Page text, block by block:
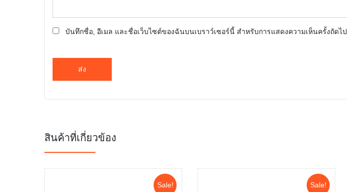
บันทึกชื่อ, อีเมล และชื่อเว็บไซต์ของฉันบนเบราว์เซอร์นี้ สำหรับการแสดงความเห็นครั้งถัดไป
สินค้าที่เกี่ยวข้อง
Sale! Sale!